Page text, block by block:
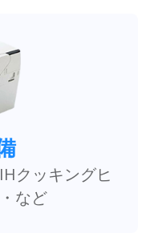
クッキングヒ
など